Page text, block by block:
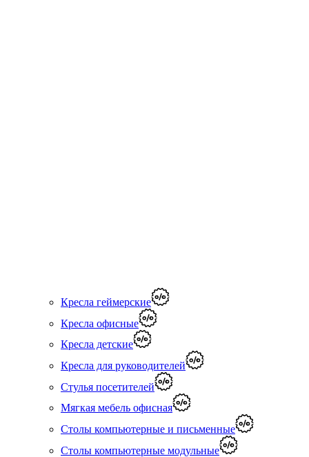
Кресла геймерские
Кресла офисные
Кресла детские
Кресла для руководителей
Стулья посетителей
Мягкая мебель офисная
Столы компьютерные и письменные
Столы компьютерные модульные